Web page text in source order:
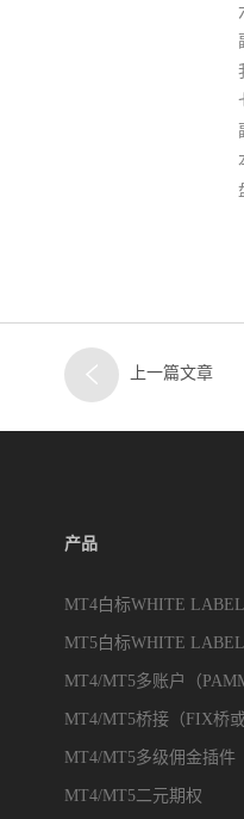
上一篇文章
产品
MT4白标WHITE LABEL
MT5白标WHITE LABEL
MT4/MT5多账户（
MT4/MT5桥接（FIX桥
MT4/MT5多级佣金插件
MT4/MT5二元期权